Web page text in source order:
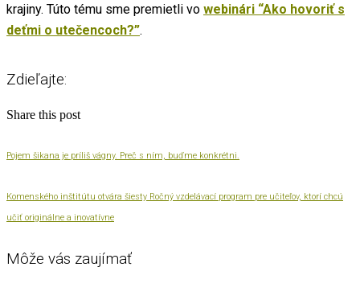
krajiny. Túto tému sme premietli vo webinári “Ako hovoriť s
deťmi o utečencoch?”.
Zdieľajte:
Share this post
Pojem šikana je príliš vágny. Preč s ním, buďme konkrétni.
Komenského inštitútu otvára šiesty Ročný vzdelávací program pre učiteľov, ktorí chcú
učiť originálne a inovatívne
Môže vás zaujímať